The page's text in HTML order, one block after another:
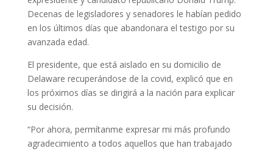
Decenas de legisladores y senadores le habían pedido
en los últimos días que abandonara el testigo por su
avanzada edad.
El presidente, que está aislado en su domicilio de
Delaware recuperándose de la covid, explicó que en
los próximos días se dirigirá a la nación para explicar
su decisión.
“Por ahora, permítanme expresar mi más profundo
agradecimiento a todos aquellos que han trabajado